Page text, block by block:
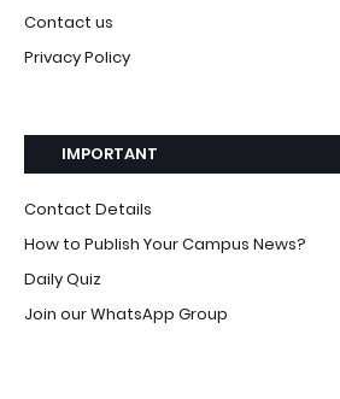
Contact us
Privacy Policy
IMPORTANT
Contact Details
How to Publish Your Campus News?
Daily Quiz
Join our WhatsApp Group